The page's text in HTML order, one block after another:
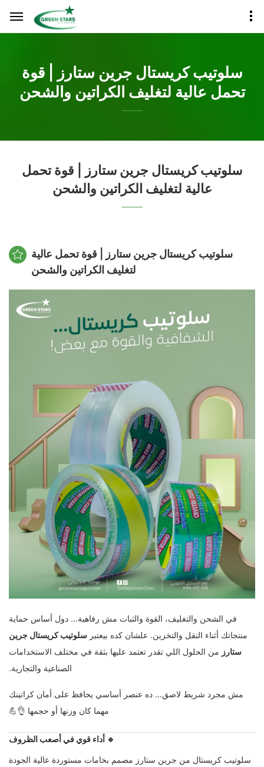
سلوتيب كريستال جرين ستارز | قوة
تحمل عالية لتغليف الكراتين والشحن
سلوتيب كريستال جرين ستارز | قوة تحمل
عالية لتغليف الكراتين والشحن
سلوتيب كريستال جرين ستارز | قوة تحمل عالية
لتغليف الكراتين والشحن
في الشحن والتغليف، القوة والثبات مش رفاهية… دول أساس حماية
منتجاتك أثناء النقل والتخزين. علشان كده بيعتبر سلوتيب كريستال جرين
ستارز من الحلول اللي تقدر تعتمد عليها بثقة في مختلف الاستخدامات
الصناعية والتجارية.
مش مجرد شريط لاصق… ده عنصر أساسي يحافظ على أمان كراتينك
مهما كان وزنها أو حجمها 👌💪
🔹 أداء قوي في أصعب الظروف
سلوتيب كريستال من جرين ستارز مصمم بخامات مستوردة عالية الجودة